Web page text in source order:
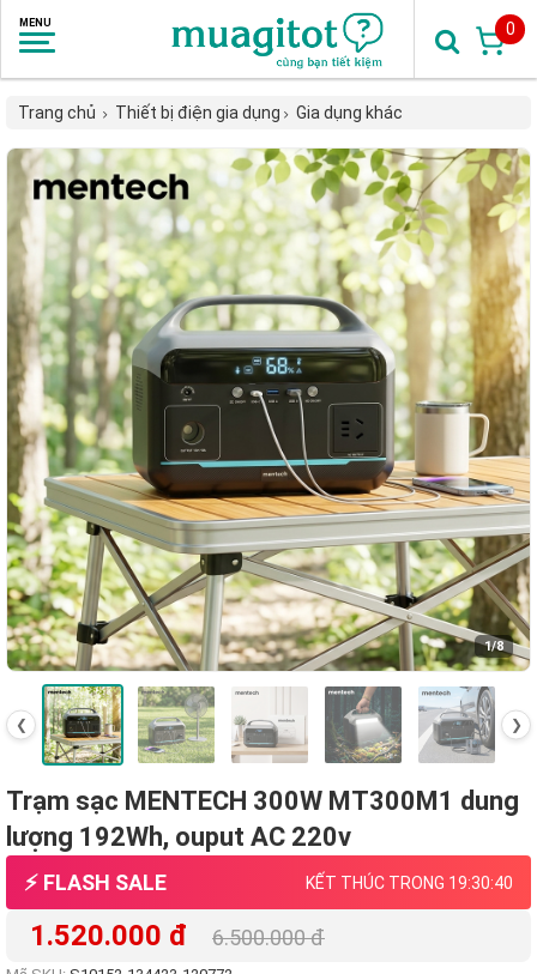
0
Trang chủ Thiết bị điện gia dụng Gia dụng khác
1/8
❮ ❯
Trạm sạc MENTECH 300W MT300M1 dung
lượng 192Wh, ouput AC 220v
⚡ FLASH SALE KẾT THÚC TRONG 19:30:39
1.520.000 đ 6.500.000 đ